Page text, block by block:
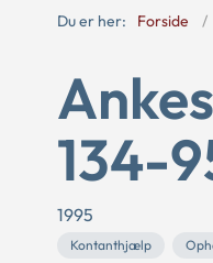
Du er her: Forside
134-
1995
Kontanthjælp